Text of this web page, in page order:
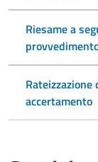
Riesame a
accertamento